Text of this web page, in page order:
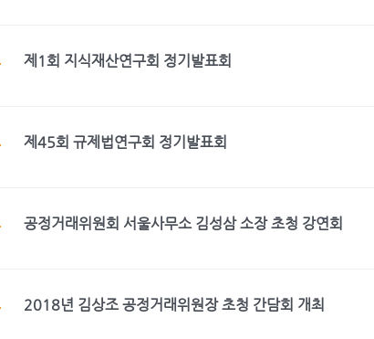
제1회 지식재산연구회 정기발표회
제45회 규제법연구회 정기발표회
공정거래위원회 서울사무소 김성삼 소장 초청 강연회
2018년 김상조 공정거래위원장 초청 간담회 개최